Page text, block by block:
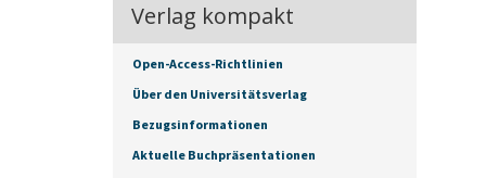
Verlag kompakt
Open-Access-Richtlinien
Über den Universitätsverlag
Bezugsinformationen
Aktuelle Buchpräsentationen